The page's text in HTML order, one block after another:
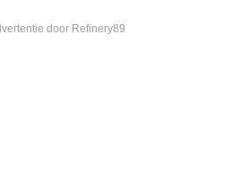
door Refinery89